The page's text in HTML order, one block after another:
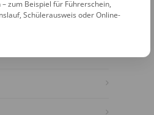
zum Beispiel für Führerschein,
Schülerausweis oder Online-